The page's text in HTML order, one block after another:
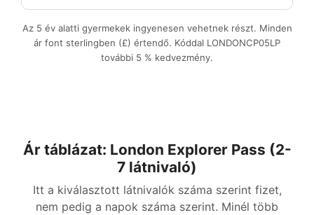
Az 5 év alatti gyermekek ingyenesen vehetnek részt. Minden
ár font sterlingben (£) értendő. Kóddal LONDONCP05LP
további 5 % kedvezmény.
Ár táblázat: London Explorer Pass (2-
7 látnivaló)
Itt a kiválasztott látnivalók száma szerint fizet,
nem pedig a napok száma szerint. Minél több